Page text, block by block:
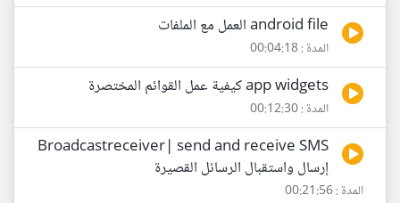
android file العمل مع الملفات
المدة : 00:04:18
app widgets كيفية عمل القوائم المختصرة
المدة : 00:12:30
Broadcastreceiver| send and receive SMS
إرسال واستقبال الرسائل القصيرة
المدة : 00:21:56